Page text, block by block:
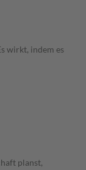
wirkt, indem es
planst,